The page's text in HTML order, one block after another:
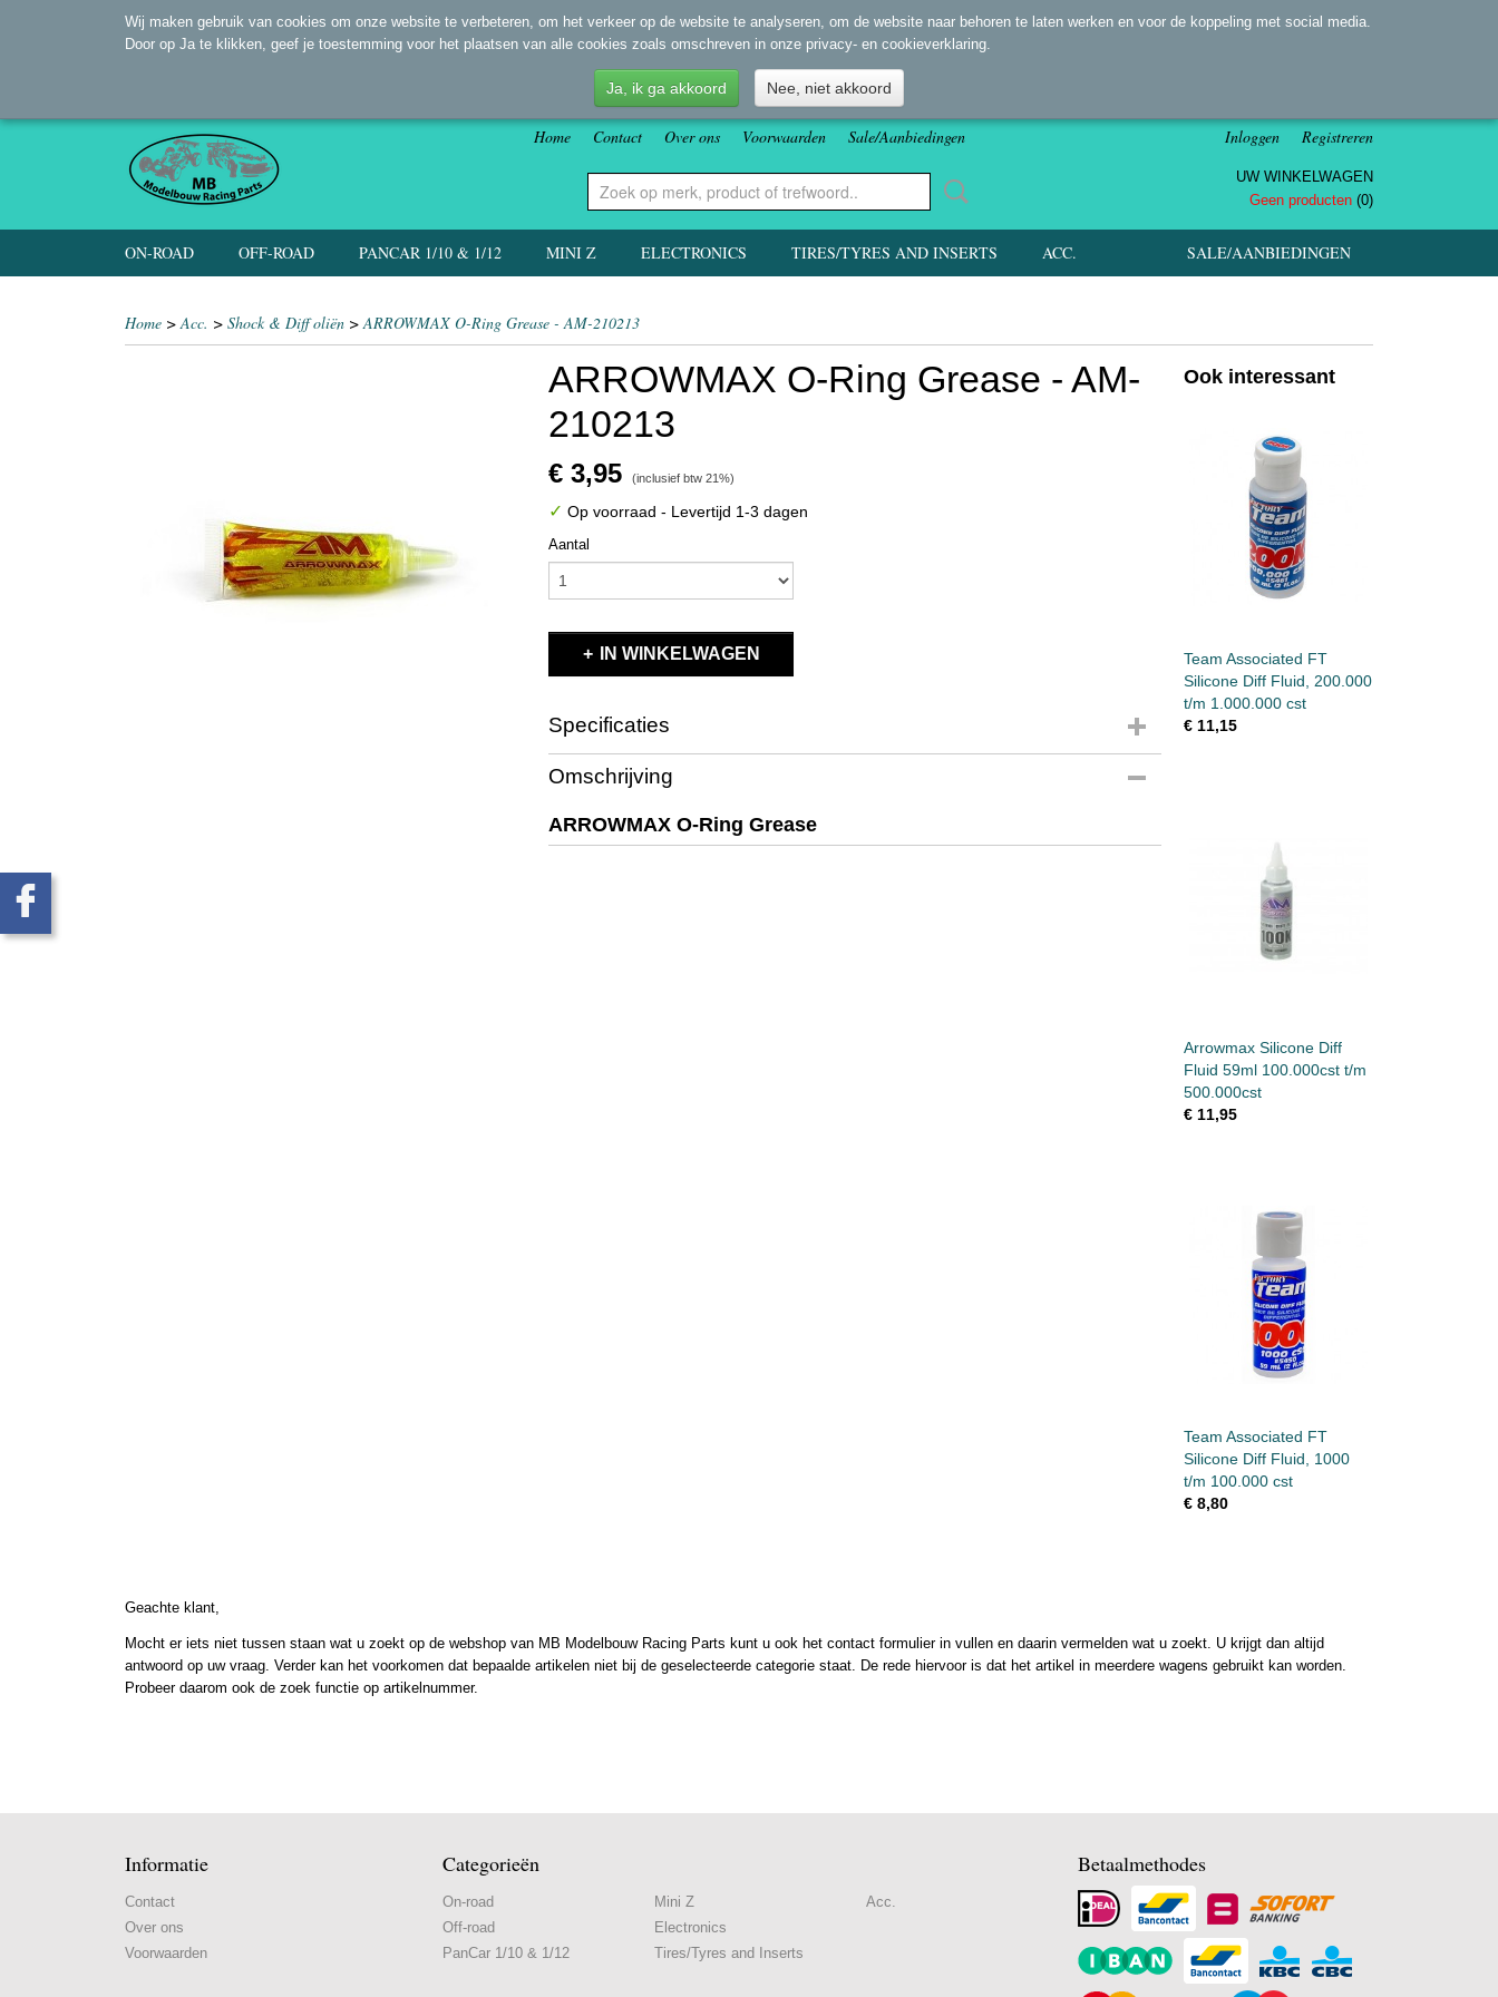
Home Contact Over ons Voorwaarden Sale/Aanbiedingen Inloggen Registreren
UW WINKELWAGEN
Geen producten (0)
SALE/AANBIEDINGEN
ON-ROAD OFF-ROAD PANCAR 1/10 & 1/12 MINI Z ELECTRONICS TIRES/TYRES AND INSERTS ACC.
Home >Acc. > Shock & Diff oliën >ARROWMAX O-Ring Grease - AM-210213
ARROWMAX O-Ring Grease - AM-
210213
€ 3,95 (inclusief btw 21%)
✓ Op voorraad - Levertijd 1-3 dagen
Aantal
IN WINKELWAGEN
Specificaties
Productcode
EAN code
Bruto gewicht
Omschrijving
ARROWMAX O-Ring Grease
Ook interessant
Team Associated FT
Silicone Diff Fluid, 200.000
t/m 1.000.000 cst
€ 11,15
Arrowmax Silicone Diff
Fluid 59ml 100.000cst t/m
500.000cst
€ 11,95
Team Associated FT
Silicone Diff Fluid, 1000
t/m 100.000 cst
€ 8,80
Geachte klant,
Mocht er iets niet tussen staan wat u zoekt op de webshop van MB Modelbouw Racing Parts kunt u ook het contact formulier in vullen en daarin vermelden wat u zoekt. U krijgt dan altijd
antwoord op uw vraag. Verder kan het voorkomen dat bepaalde artikelen niet bij de geselecteerde categorie staat. De rede hiervoor is dat het artikel in meerdere wagens gebruikt kan worden.
Probeer daarom ook de zoek functie op artikelnummer.
Informatie
Contact
Over ons
Voorwaarden
Categorieën
On-road
Off-road
PanCar 1/10 & 1/12
Mini Z
Electronics
Tires/Tyres and Inserts
Acc.
Betaalmethodes
Wij maken gebruik van cookies om onze website te verbeteren, om het verkeer op de website te analyseren, om de website naar behoren te laten werken en voor de koppeling met social media.
Door op Ja te klikken, geef je toestemming voor het plaatsen van alle cookies zoals omschreven in onze privacy- en cookieverklaring.
Ja, ik ga akkoord Nee, niet akkoord